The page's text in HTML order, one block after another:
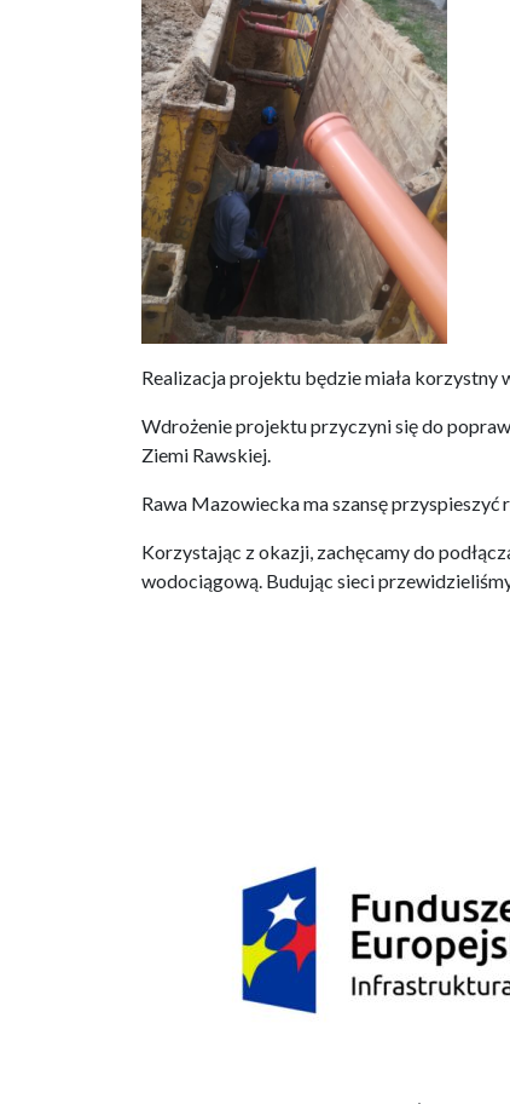
Realizacja projektu będzie miała korzystny
Wdrożenie projektu przyczyni się do
Ziemi Rawskiej.
Rawa Mazowiecka ma szansę
Korzystając z okazji, zachęcamy do
wodociągową. Budując sieci